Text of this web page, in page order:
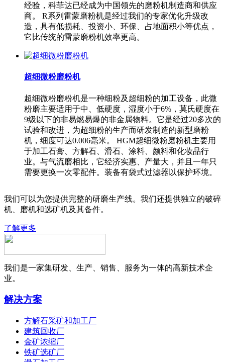
经验，科菲达已经成为中国领先的磨粉机制造商和供应
商。 R系列雷蒙磨粉机是经过我们的专家优化升级改
造，具有低损耗、投资小、环保、占地面积小等优点，
它比传统的雷蒙磨粉机效率更高。
超细微粉磨粉机
超细微粉磨粉机是一种细粉及超细粉的加工设备，此微
粉磨主要适用于中、低硬度，湿度小于6%，莫氏硬度在
9级以下的非易燃易爆的非金属物料。它是经过20多次的
试验和改进，为超细粉的生产而研发制造的新型磨粉
机，细度可达0.006毫米。 HGM超细微粉磨粉机主要用
于加工石膏、方解石、滑石、涂料、颜料和化妆品行
业。与气流磨相比，它经济实惠、产量大，并且一年只
需要更换一次零配件。装备有袋式过滤器以保护环境。
我们可以为您提供完整的研磨生产线。我们还提供独立的破碎
机、磨机和选矿机及其备件。
了解更多
我们是一家集研发、生产、销售、服务为一体的高新技术企
业。
解决方案
方解石采矿和加工厂
建筑回收厂
金矿浓缩厂
铁矿选矿厂